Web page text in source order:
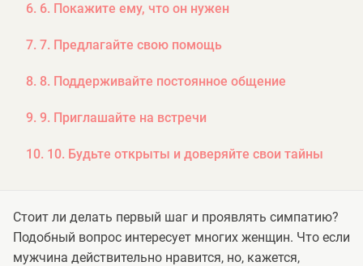
6. 6. Покажите ему, что он нужен
7. 7. Предлагайте свою помощь
8. 8. Поддерживайте постоянное общение
9. 9. Приглашайте на встречи
10. 10. Будьте открыты и доверяйте свои тайны
Стоит ли делать первый шаг и проявлять симпатию?
Подобный вопрос интересует многих женщин. Что если
мужчина действительно нравится, но, кажется,